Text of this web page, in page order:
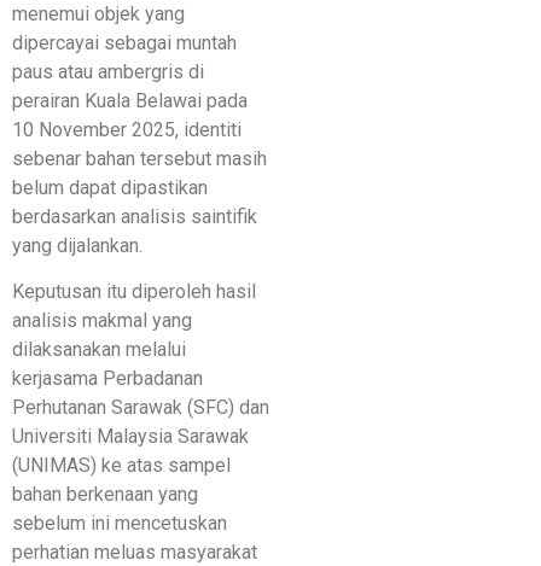
menemui objek yang
dipercayai sebagai muntah
paus atau ambergris di
perairan Kuala Belawai pada
10 November 2025, identiti
sebenar bahan tersebut masih
belum dapat dipastikan
berdasarkan analisis saintifik
yang dijalankan.
Keputusan itu diperoleh hasil
analisis makmal yang
dilaksanakan melalui
kerjasama Perbadanan
Perhutanan Sarawak (SFC) dan
Universiti Malaysia Sarawak
(UNIMAS) ke atas sampel
bahan berkenaan yang
sebelum ini mencetuskan
perhatian meluas masyarakat